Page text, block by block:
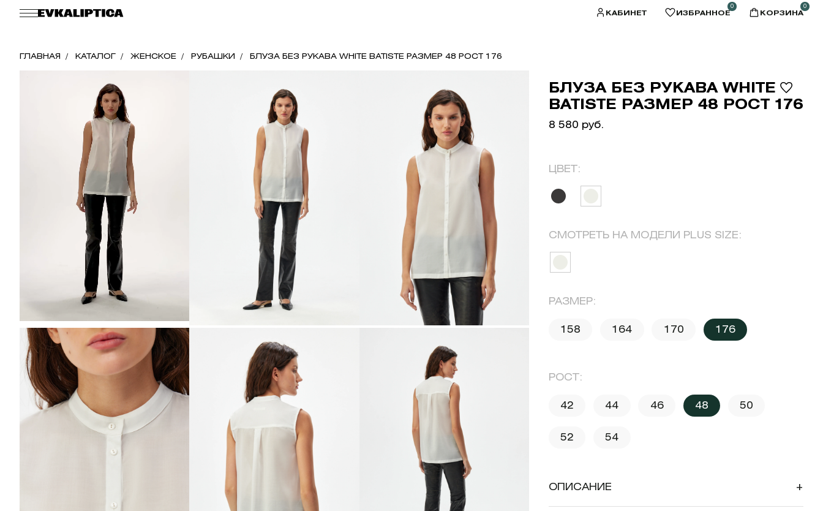
КАБИНЕТ ИЗБРАННОЕ
0
КОРЗИНА
0
ГЛАВНАЯ КАТАЛОГ ЖЕНСКОЕ РУБАШКИ БЛУЗА БЕЗ РУКАВА WHITE BATISTE РАЗМЕР 48 РОСТ 176
БЛУЗА БЕЗ РУКАВА WHITE
BATISTE РАЗМЕР 48 РОСТ 176
8 580 руб.
ЦВЕТ:
СМОТРЕТЬ НА МОДЕЛИ PLUS SIZE:
РАЗМЕР:
158 164 170 176
РОСТ:
42 44 46 48 50
52 54
ОПИСАНИЕ +